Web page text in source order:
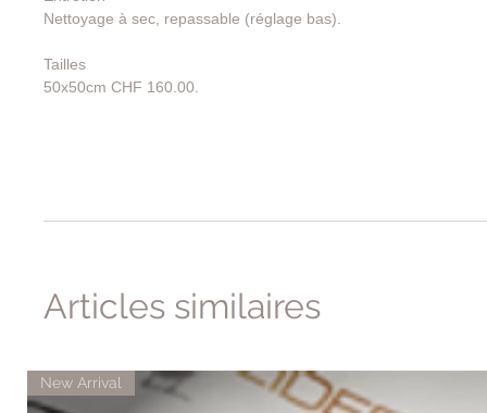
Nettoyage à sec, repassable (réglage bas).
Tailles
50x50cm CHF 160.00.
Articles similaires
New Arrival